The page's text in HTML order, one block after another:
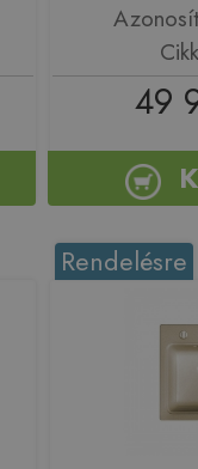
49
Rendelésre